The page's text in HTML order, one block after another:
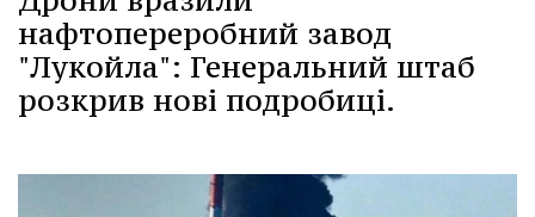
нафтопереробний завод
"Лукойла": Генеральний штаб
розкрив нові подробиці.